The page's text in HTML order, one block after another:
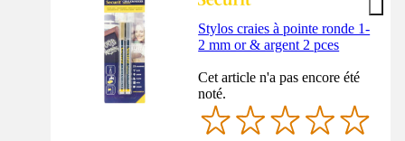
Stylos craies à pointe ronde 1-
2 mm or & argent 2 pces
Cet article n'a pas encore été
noté.